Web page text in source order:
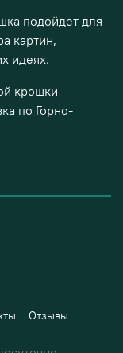
подойдет для
картин,
идеях.
крошки
по Горно-
Отзывы